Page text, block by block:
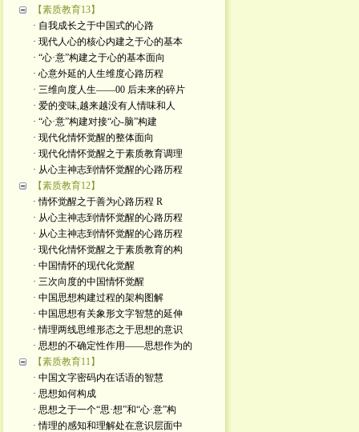
【素质教育13】
· 自我成长之于中国式的心路
· 现代人心的核心内建之于心的基本
· “心·意”构建之于心的基本面向
· 心意外延的人生维度心路历程
· 三维向度人生——00 后未来的碎片
· 爱的变味,越来越没有人情味和人
· “心·意”构建对接“心-脑”构建
· 现代化情怀觉醒的整体面向
· 现代化情怀觉醒之于素质教育调理
· 从心主神志到情怀觉醒的心路历程
【素质教育12】
· 情怀觉醒之于善为心路历程 R
· 从心主神志到情怀觉醒的心路历程
· 从心主神志到情怀觉醒的心路历程
· 现代化情怀觉醒之于素质教育的构
· 中国情怀的现代化觉醒
· 三次向度的中国情怀觉醒
· 中国思想构建过程的架构图解
· 中国思想有关象形文字智慧的延伸
· 情理两线思维形态之于思想的意识
· 思想的不确定性作用——思想作为的
【素质教育11】
· 中国文字密码内在话语的智慧
· 思想如何构成
· 思想之于一个“思·想”和“心·意”构
· 情理的感知和理解处在意识层面中